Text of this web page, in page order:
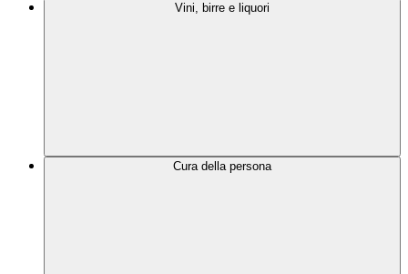
Vini, birre e liquori
Cura della persona